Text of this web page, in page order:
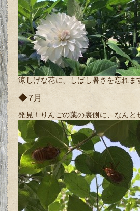
涼しげな花に、しばし暑さを忘れま
◆7月
発見！りんごの葉の裏側に、なんと